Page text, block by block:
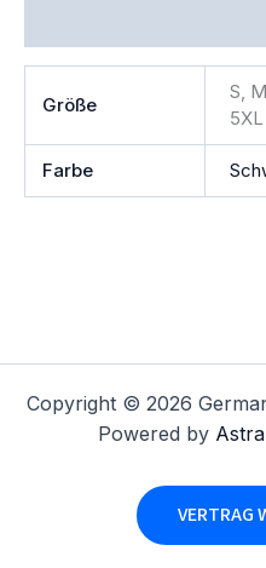
Größe
S,
5XL
Farbe
Copyright © 2026
Powered by
VERTRAG